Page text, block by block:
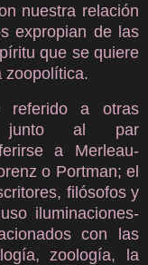
nuestra relación
expropian de las
que se quiere
a otras
junto al par
a Merleau-
o Portman; el
filósofos y
iluminaciones-
con las
zoología, la